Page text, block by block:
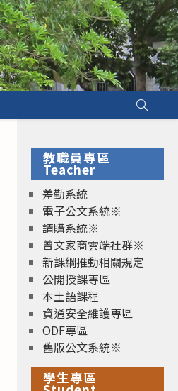
教職員專區
Teacher
差勤系統
電子公文系統※
請購系統※
曾文家商雲端社群※
新課綱推動相關規定
公開授課專區
本土語課程
資通安全維護專區
ODF專區
舊版公文系統※
學生專區